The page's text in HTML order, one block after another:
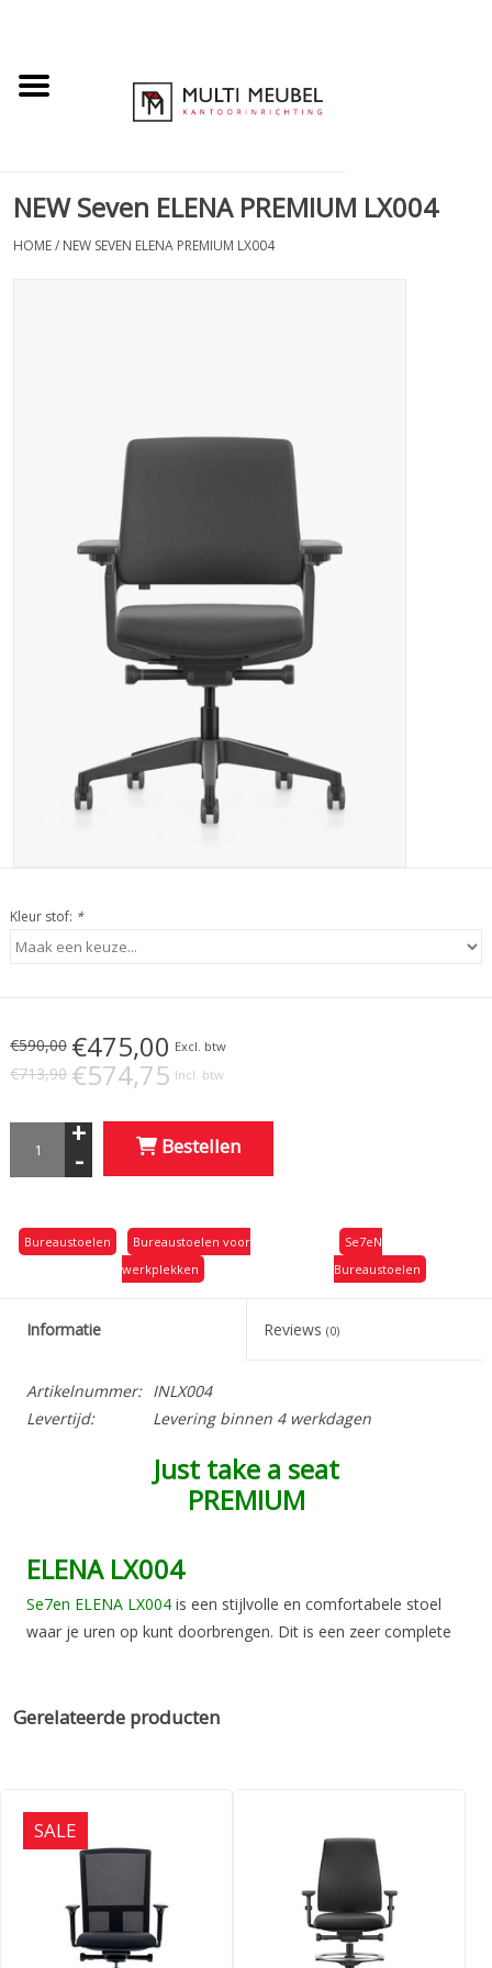
NEW Seven ELENA PREMIUM LX004
HOME/ NEW SEVEN ELENA PREMIUM LX004
Kleur stof: *
€590,00 €475,00 Excl. btw
€713,90 €574,75 Incl. btw
+
- Bestellen
Bureaustoelen
Bureaustoelen voor
werkplekken
Se7eN
Bureaustoelen
Informatie Reviews (0)
Artikelnummer: INLX004
Levertijd:
Levering binnen 4 werkdagen
Just take a seat
PREMIUM
ELENA LX004
Se7en ELENA LX004 is een stijlvolle en comfortabele stoel
waar je uren op kunt doorbrengen. Dit is een zeer complete
betekent dat de zitting en rugleuning zich synchroon
rug en bovenbenen in elke zitpositie. Daarbij stemt de
automatische gewichtsregeling de tegendruk af op jouw
lichaamsgewicht.
De Se7en ELENA LX004
is voorzien van synchroonmechaniek
met gewichtsinstelling, vergrendelbaar, hoogteverstelling van
Gerelateerde producten
SALE